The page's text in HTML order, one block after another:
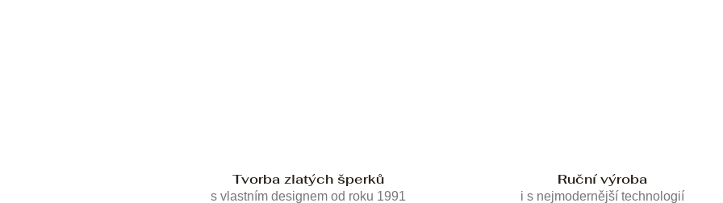
Tvorba zlatých šperků
s vlastním designem od roku 1991
Ruční výroba
i s nejmodernější technologií